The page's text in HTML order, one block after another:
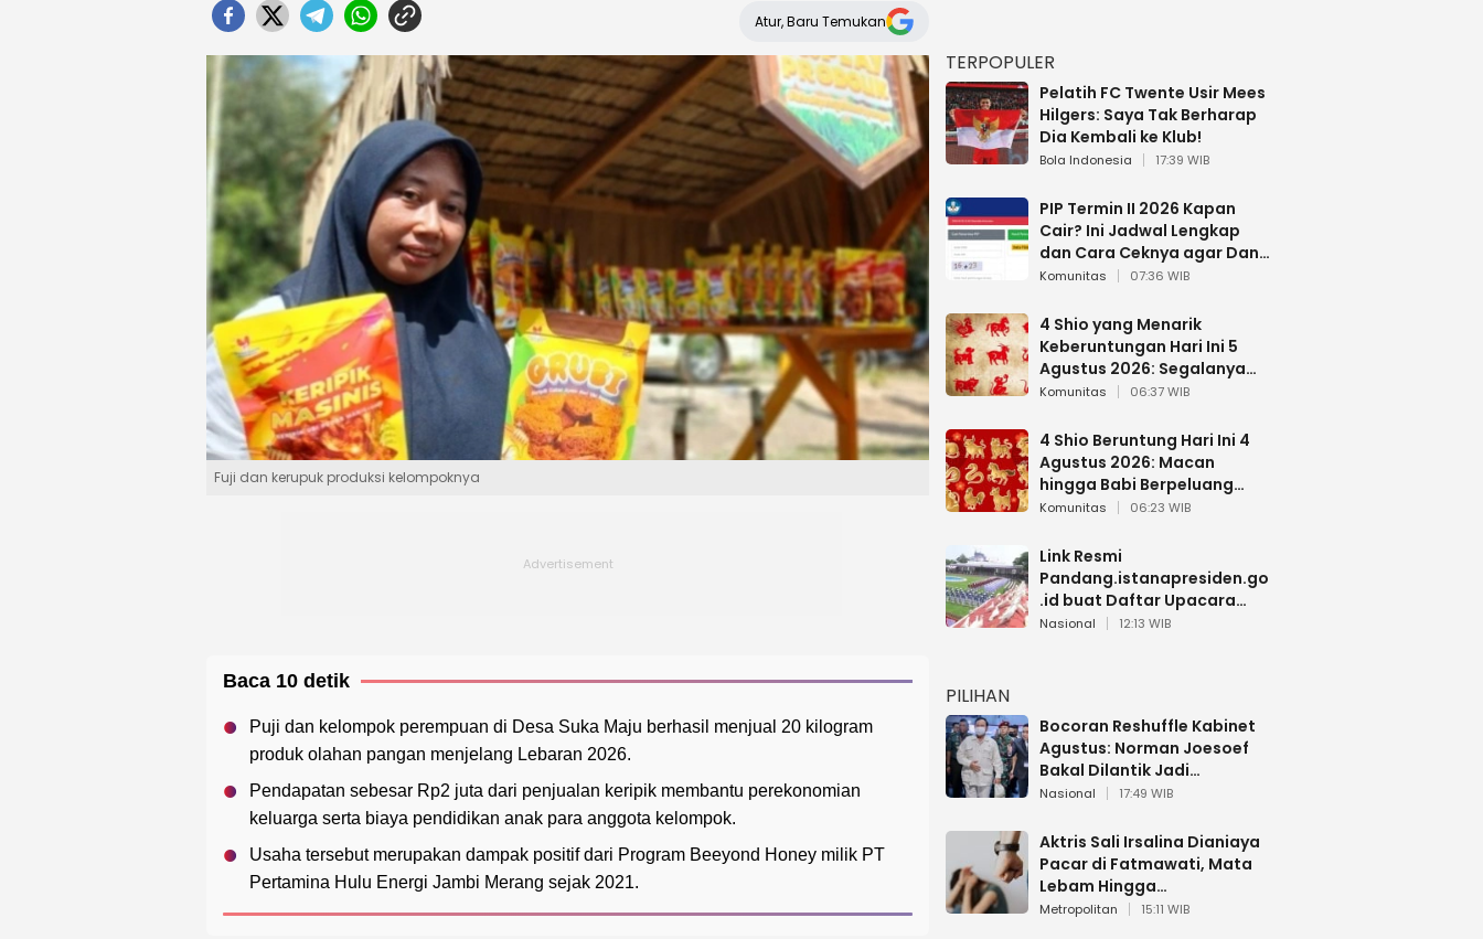
Atur, Baru Temukan
Fuji dan kerupuk produksi kelompoknya
Baca 10 detik
Puji dan kelompok perempuan di Desa Suka Maju berhasil menjual 20 kilogram
produk olahan pangan menjelang Lebaran 2026.
Pendapatan sebesar Rp2 juta dari penjualan keripik membantu perekonomian
keluarga serta biaya pendidikan anak para anggota kelompok.
Usaha tersebut merupakan dampak positif dari Program Beeyond Honey milik PT
Pertamina Hulu Energi Jambi Merang sejak 2021.
TERPOPULER
Pelatih FC Twente Usir Mees
Hilgers: Saya Tak Berharap
Dia Kembali ke Klub!
Bola Indonesia 17:39 WIB
PIP Termin II 2026 Kapan
Cair? Ini Jadwal Lengkap
dan Cara Ceknya agar Dana
Tidak Hangus!
Komunitas 07:36 WIB
4 Shio yang Menarik
Keberuntungan Hari Ini 5
Agustus 2026: Segalanya
Berjalan Lancar
Komunitas 06:37 WIB
4 Shio Beruntung Hari Ini 4
Agustus 2026: Macan
hingga Babi Berpeluang
Dapat Kabar Baik
Komunitas 06:23 WIB
Link Resmi
Pandang.istanapresiden.go
.id buat Daftar Upacara
Bendera HUT RI di Istana
Nasional 12:13 WIB
PILIHAN
Bocoran Reshuffle Kabinet
Agustus: Norman Joesoef
Bakal Dilantik Jadi
Wamenhan RI
Nasional 17:49 WIB
Aktris Sali Irsalina Dianiaya
Pacar di Fatmawati, Mata
Lebam Hingga
Diselamatkan Polantas
Metropolitan 15:11 WIB